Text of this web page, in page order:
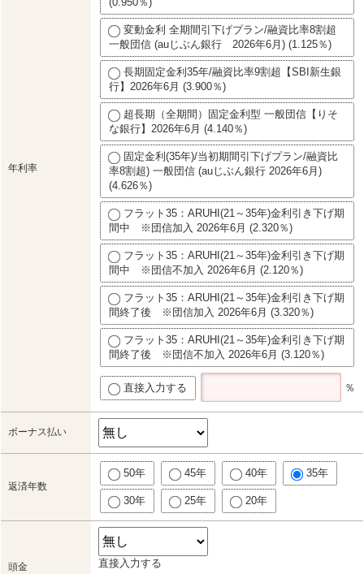
年利率
変動金利 全期間引下げプラン/融資比率8割超
一般団信 (auじぶん銀行 2026年6月) (1.125％)
長期固定金利35年/融資比率9割超【SBI新生銀
行】2026年6月 (3.900％)
超長期（全期間）固定金利型 一般団信【りそ
な銀行】2026年6月 (4.140％)
固定金利(35年)/当初期間引下げプラン/融資比
率8割超) 一般団信 (auじぶん銀行 2026年6月)
(4.626％)
フラット35：ARUHI(21～35年)金利引き下げ期
間中 ※団信加入 2026年6月 (2.320％)
フラット35：ARUHI(21～35年)金利引き下げ期
間中 ※団信不加入 2026年6月 (2.120％)
フラット35：ARUHI(21～35年)金利引き下げ期
間終了後 ※団信加入 2026年6月 (3.320％)
フラット35：ARUHI(21～35年)金利引き下げ期
間終了後 ※団信不加入 2026年6月 (3.120％)
直接入力する ％
ボーナス払い
返済年数
50年 45年 40年 35年
30年 25年 20年
頭金 直接入力する